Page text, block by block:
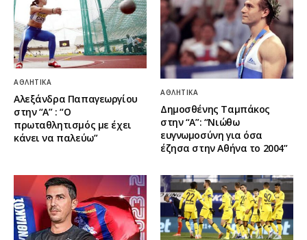
ΑΘΛΗΤΙΚΆ
Αλεξάνδρα Παπαγεωργίου
στην “Α” : “Ο
πρωταθλητισμός με έχει
κάνει να παλεύω”
ΑΘΛΗΤΙΚΆ
Δημοσθένης Ταμπάκος
στην “A”: “Νιώθω
ευγνωμοσύνη για όσα
έζησα στην Αθήνα το 2004”